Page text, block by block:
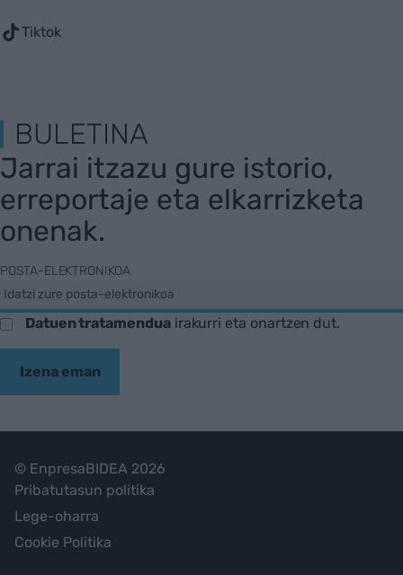
Tiktok
BULETINA
Jarrai itzazu gure istorio,
erreportaje eta elkarrizketa
onenak.
POSTA-ELEKTRONIKOA
Datuen tratamenduairakurri eta onartzen dut.
Izena eman
© EnpresaBIDEA 2026
Pribatutasun politika
Lege-oharra
Cookie Politika